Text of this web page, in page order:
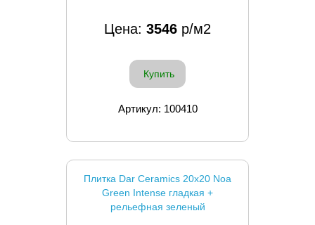
Цена: 3546 р/м2
Купить
Артикул: 100410
Плитка Dar Ceramics 20x20 Noa
Green Intense гладкая +
рельефная зеленый